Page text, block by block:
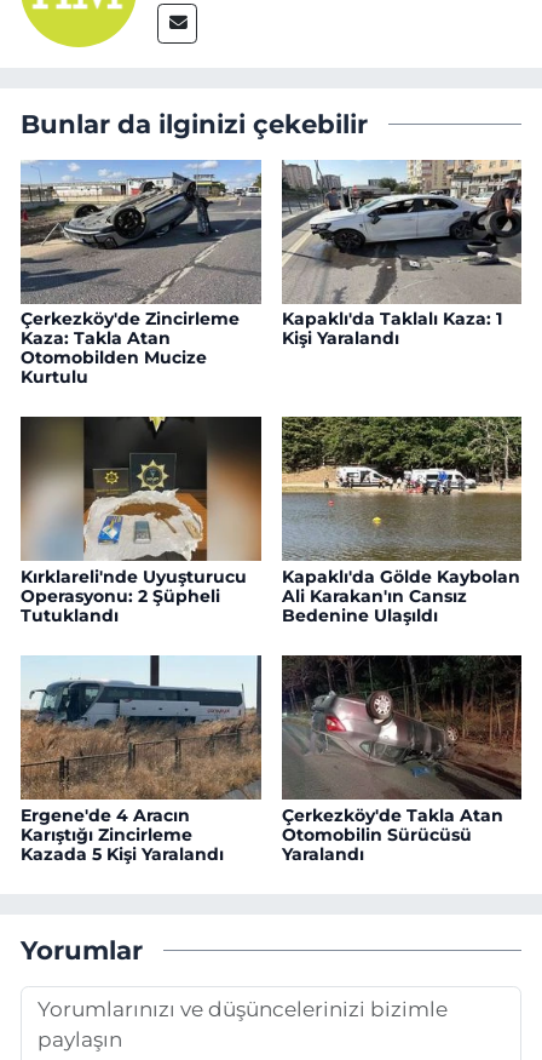
Bunlar da ilginizi çekebilir
Çerkezköy'de Zincirleme
Kaza: Takla Atan
Otomobilden Mucize
Kurtulu
Kapaklı'da Taklalı Kaza: 1
Kişi Yaralandı
Kırklareli'nde Uyuşturucu
Operasyonu: 2 Şüpheli
Tutuklandı
Kapaklı'da Gölde Kaybolan
Ali Karakan'ın Cansız
Bedenine Ulaşıldı
Ergene'de 4 Aracın
Karıştığı Zincirleme
Kazada 5 Kişi Yaralandı
Çerkezköy'de Takla Atan
Otomobilin Sürücüsü
Yaralandı
Yorumlar